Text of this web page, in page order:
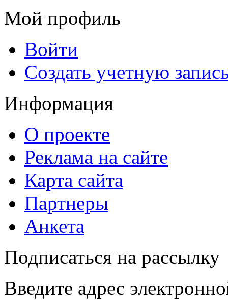
Мой профиль
Войти
Создать учетную
Информация
О проекте
Реклама на сайте
Карта сайта
Партнеры
Анкета
Подписаться на рассылку
Введите адрес